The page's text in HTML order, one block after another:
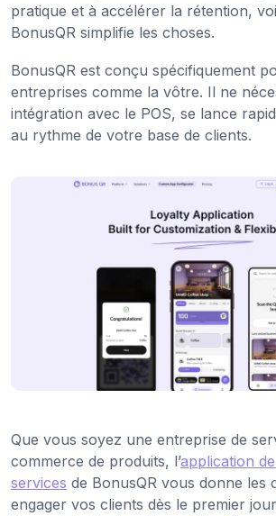
pratique et à accélérer la rétention,
BonusQR simplifie les choses.
BonusQR est conçu spécifiquement
entreprises comme la vôtre. Il ne
intégration avec le POS, se lance
au rythme de votre base de clients.
Que vous soyez une entreprise de
commerce de produits, l’application
services de BonusQR vous donne les
engager vos clients dès le premier